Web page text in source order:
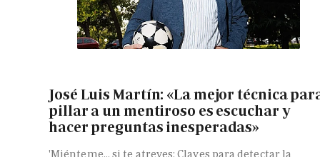
José Luis Martín: «La mejor técnica
pillar a un mentiroso es escuchar y
hacer preguntas inesperadas»
'Miénteme... si te atreves: Claves para detectar la